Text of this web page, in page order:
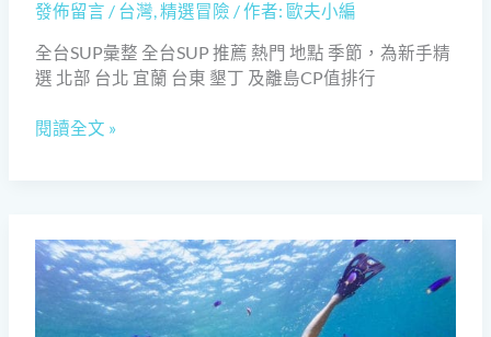
發佈留言 / 台灣,精選冒險 / 作者: 歐夫小編
全台SUP彙整 全台SUP 推薦 熱門 地點 季節，為新手精
選 北部 台北 宜蘭 台東 墾丁 及離島CP值排行
口
碑
團
體
歐
夫
閱讀全文 »
【台
北
洞】